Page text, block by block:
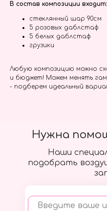
В состав композиции входит:
стеклянный шар 90см
5 розовых даблстаф
5 белых даблстаф
грузики
Любую композицию можно
и бюджет! Можем менять
- подберем идеальный
Наши
подобрать
Введите ваше
Нужна